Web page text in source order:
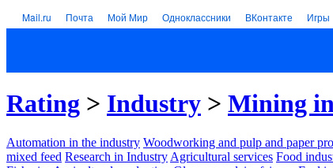
Mail.ru Почта Мой Мир Одноклассники ВКонтакте Игры
Rating > Industry > Mining
Automation in the industry Woodworking and pulp and paper
mixed feed Research in Industry Agricultural services Food